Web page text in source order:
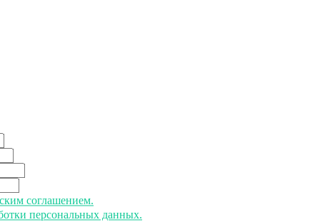
соглашением.
персональных данных.